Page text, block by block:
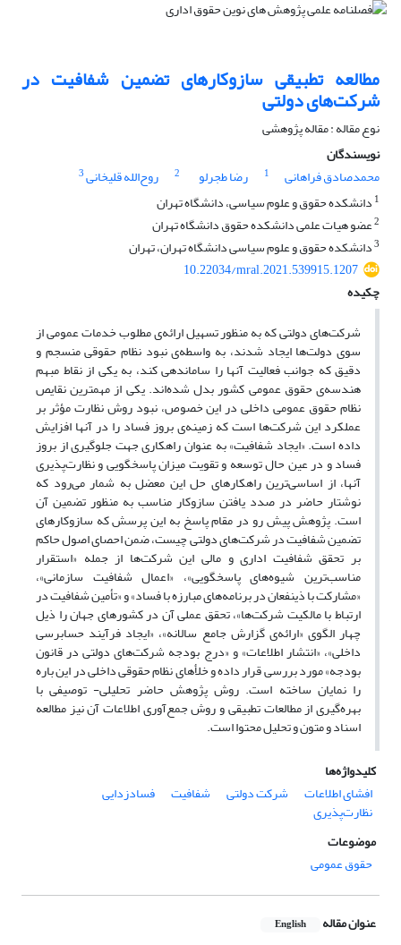
مطالعه تطبیقی سازوکارهای تضمین شفافیت در
شرکت‌های دولتی
نوع مقاله : مقاله پژوهشی
نویسندگان
محمدصادق فراهانی
1 رضا طجرلو 2 روح‌الله قلیخانی3
1 دانشکده حقوق و علوم سیاسی، دانشگاه تهران
2عضو هیات علمی دانشکده حقوق دانشگاه تهران
3دانشکده حقوق و علوم سیاسی دانشگاه تهران، تهران
10.22034/mral.2021.539915.1207
چکیده
شرکت‌های دولتی که به منظور تسهیل ارائه‌ی مطلوب خدمات عمومی از
سوی دولت‌ها ایجاد شدند، به واسطه‌ی نبود نظام حقوقی منسجم و
دقیق که جوانب فعالیت آنها را ساماندهی کند، به یکی از نقاط مبهم
هندسه‌ی ‌حقوق عمومی کشور بدل شده‌اند. یکی از مهمترین نقایص
نظام حقوق عمومی داخلی در این خصوص، نبود روش نظارت مؤثر بر
عملکرد این شرکت‌ها است که زمینه‌ی بروز فساد را در آنها افزایش
داده است. «ایجاد شفافیت» به عنوان راهکاری جهت جلوگیری از بروز
فساد و در عین حال توسعه و تقویت میزان پاسخگویی و نظارت‌پذیری
آنها، از اساسی‌ترین راهکارهای حل این معضل به شمار می‌رود که
نوشتار حاضر در صدد یافتن سازوکار مناسب به منظور تضمین آن
است. پژوهش پیش رو در مقام پاسخ به این پرسش که سازوکارهای
تضمین شفافیت در شرکت‌های دولتی چیست، ضمن احصای اصول حاکم
بر تحقق شفافیت اداری و مالی این شرکت‌ها از جمله «استقرار
مناسب‌ترین شیوه‌های پاسخگویی»، «اعمال شفافیت سازمانی»،
«مشارکت با ذینفعان در برنامه‌های مبارزه با فساد» و «تأمین شفافیت در
ارتباط با مالکیت شرکت‌ها»، تحقق عملی آن در کشورهای جهان را ذیل
چهار الگوی «ارائه‌ی گزارش جامع سالانه»، «ایجاد فرآیند حسابرسی
داخلی»، «انتشار اطلاعات» و «درج بودجه شرکت‌های دولتی در قانون
بودجه» مورد بررسی قرار داده و خلأهای نظام حقوقی داخلی در این باره
را نمایان ساخته است. روش پژوهش حاضر تحلیلی- توصیفی با
بهره‌گیری از مطالعات تطبیقی و روش جمع‌آوری اطلاعات آن نیز مطالعه
اسناد و متون و تحلیل محتوا است.
کلیدواژه‌ها
افشای اطلاعات
شرکت دولتی شفافیت فسادزدایی
نظارت‌پذیری
موضوعات
حقوق عمومی
عنوان مقاله English